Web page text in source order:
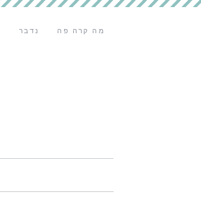
מה קרה פה נדבר